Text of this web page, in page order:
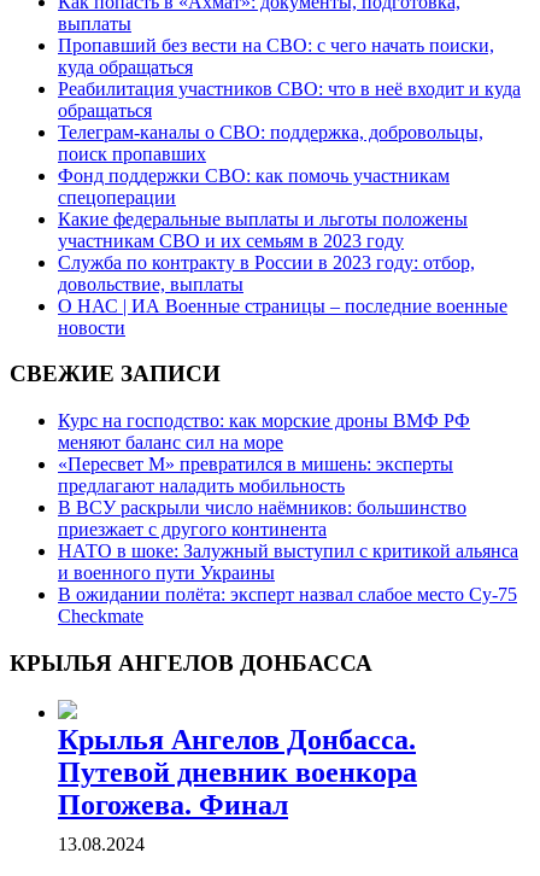
выплаты
Пропавший без вести на СВО: с чего начать поиски,
куда обращаться
Реабилитация участников СВО: что в неё входит и куда
обращаться
Телеграм-каналы о СВО: поддержка, добровольцы,
поиск пропавших
Фонд поддержки СВО: как помочь участникам
спецоперации
Какие федеральные выплаты и льготы положены
участникам СВО и их семьям в 2023 году
Служба по контракту в России в 2023 году: отбор,
довольствие, выплаты
О НАС | ИА Военные страницы – последние военные
новости
СВЕЖИЕ ЗАПИСИ
Курс на господство: как морские дроны ВМФ РФ
меняют баланс сил на море
«Пересвет М» превратился в мишень: эксперты
предлагают наладить мобильность
В ВСУ раскрыли число наёмников: большинство
приезжает с другого континента
НАТО в шоке: Залужный выступил с критикой альянса
и военного пути Украины
В ожидании полёта: эксперт назвал слабое место Су-75
Checkmate
КРЫЛЬЯ АНГЕЛОВ ДОНБАССА
Крылья Ангелов Донбасса.
Путевой дневник военкора
Погожева. Финал
13.08.2024